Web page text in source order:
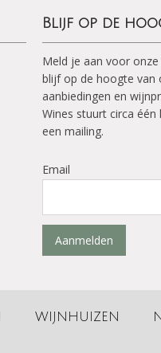
Blijf op de
Meld je aan voor
blijf op de hoogte van
aanbiedingen en
Wines stuurt circa één
een mailing.
Email
Aanmelden
WIJNHUIZEN